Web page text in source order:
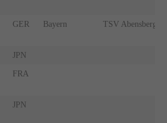
GER Bayern TSV Abensberg
JPN
FRA
JPN